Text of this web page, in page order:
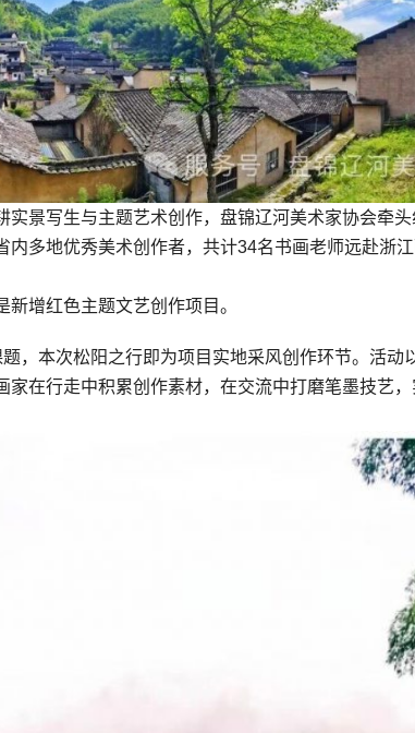
景写生与主题艺术创作，盘锦辽河美术家协会牵
多地优秀美术创作者，共计34名书画老师远赴浙
增红色主题文艺创作项目。
，本次松阳之行即为项目实地采风创作环节。活动
家在行走中积累创作素材，在交流中打磨笔墨技艺